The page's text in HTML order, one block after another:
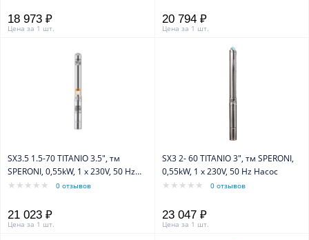
18 973 ₽
Цена за 1 шт.
20 794 ₽
Цена за 1 шт.
SX3.5 1.5-70 TITANIO 3.5", тм
SPERONI, 0,55kW, 1 х 230V, 50 Hz
Насос
0 отзывов
21 023 ₽
Цена за 1 шт.
SX3 2- 60 TITANIO 3", тм SPERONI,
0,55kW, 1 х 230V, 50 Hz Насос
0 отзывов
23 047 ₽
Цена за 1 шт.